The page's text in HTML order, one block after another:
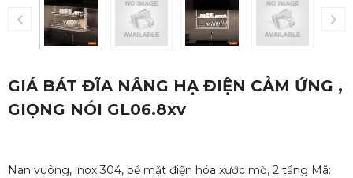
GIÁ BÁT ĐĨA NÂNG HẠ ĐIỆN CẢM ỨNG ,
GIỌNG NÓI GL06.8xv
Nan vuông, inox 304, bề mặt điện hóa xước mờ, 2 tầng Mã: